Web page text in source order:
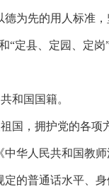
德为先的用人标准
“定县、定园、定岗”
和国国籍。
国，拥护党的各项
中华人民共和国教
定的普通话水平、